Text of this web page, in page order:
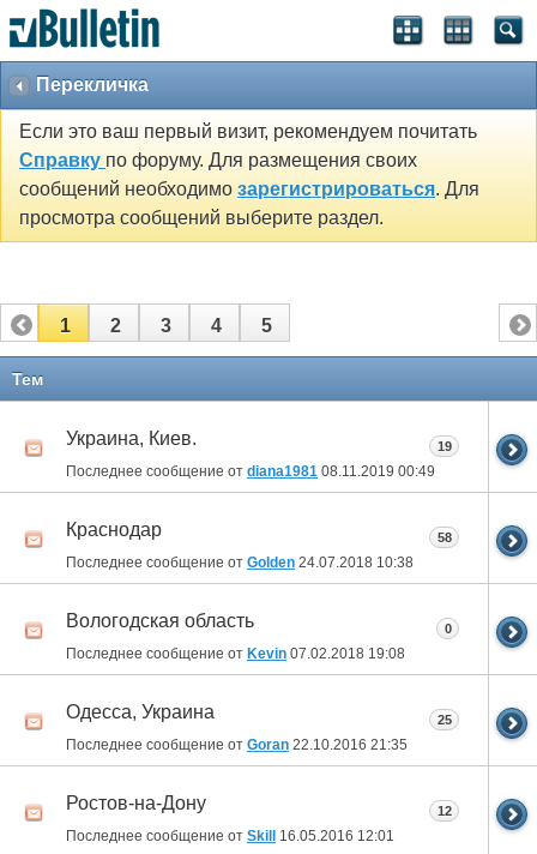
Перекличка
Если это ваш первый визит, рекомендуем почитать
Справку по форуму. Для размещения своих
сообщений необходимо зарегистрироваться. Для
просмотра сообщений выберите раздел.
1 2 3 4 5
Тем
Украина, Киев.
Последнее сообщение от diana1981 08.11.2019 00:49
19
Краснодар
Последнее сообщение от Golden 24.07.2018 10:38
58
Вологодская область
Последнее сообщение от Kevin 07.02.2018 19:08
0
Одесса, Украина
Последнее сообщение от Goran 22.10.2016 21:35
25
Ростов-на-Дону
Последнее сообщение от Skill 16.05.2016 12:01
12